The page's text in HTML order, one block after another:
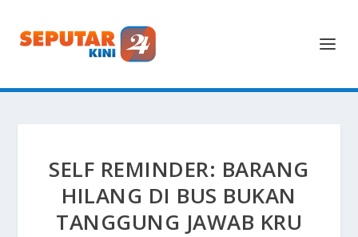
SELF REMINDER: BARANG
HILANG DI BUS BUKAN
TANGGUNG JAWAB KRU